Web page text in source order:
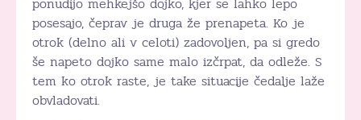
posesajo, čeprav je druga že prenapeta. Ko je
otrok (delno ali v celoti) zadovoljen, pa si gredo
še napeto dojko same malo izčrpat, da odleže. S
tem ko otrok raste, je take situacije čedalje laže
obvladovati.